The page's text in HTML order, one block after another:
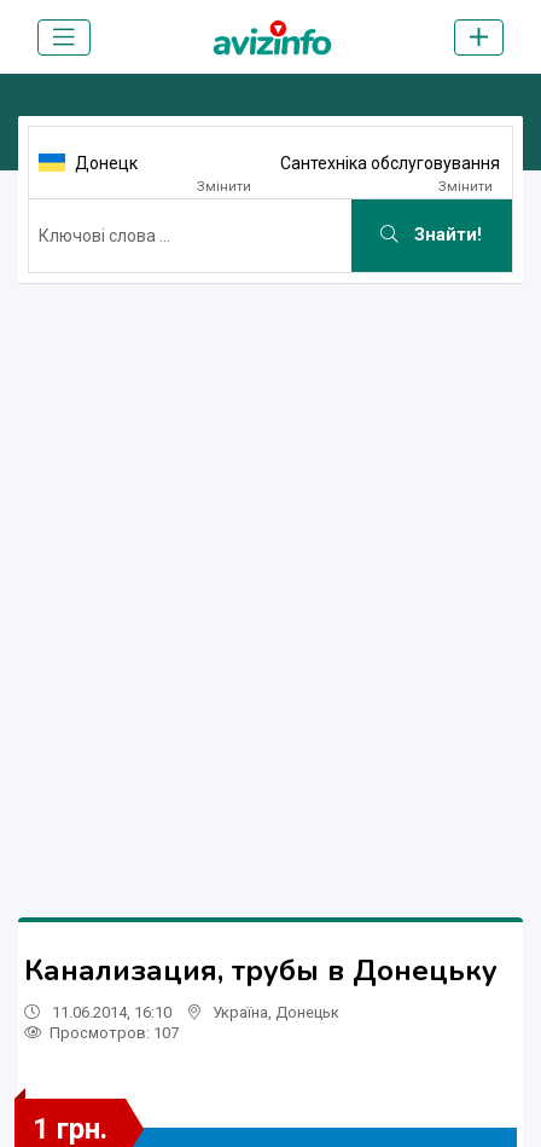
Донецк
Змінити
Сантехніка обслуговування
Змінити
Знайти!
Канализация, трубы в Донецьку
11.06.2014, 16:10 Україна Донецьк
Просмотров: 107
1 грн.